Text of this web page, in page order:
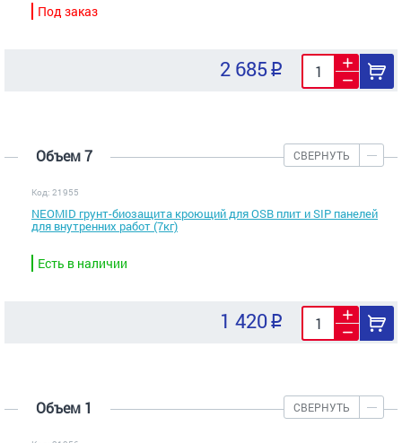
Под заказ
2 685
Объем 7 СВЕРНУТЬ
Код: 21955
NEOMID грунт-биозащита кроющий для OSB плит и SIP панелей
для внутренних работ (7кг)
Есть в наличии
1 420
Объем 1 СВЕРНУТЬ